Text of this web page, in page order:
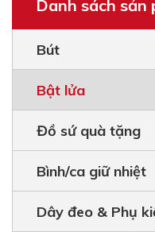
Danh sách sản
Bút
Bật lửa
Đồ sứ quà tặng
Bình/ca giữ nhiệt
Dây đeo & Phụ